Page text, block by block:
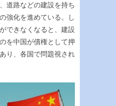
道路などの建設を持ち
強化を進めている。し
できなくなると、建設
を中国が債権として押
り、各国で問題視され